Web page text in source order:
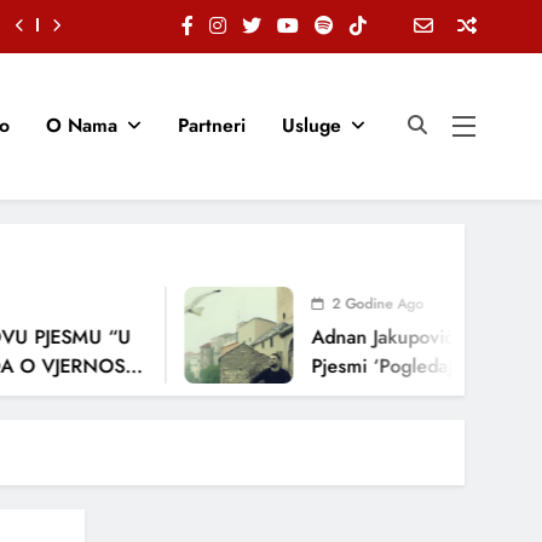
O Nama Partneri Usluge
“U
2 Godine Ago
Adnan Jakupović Donosi
Pjesmi ‘Pogledaj Me’